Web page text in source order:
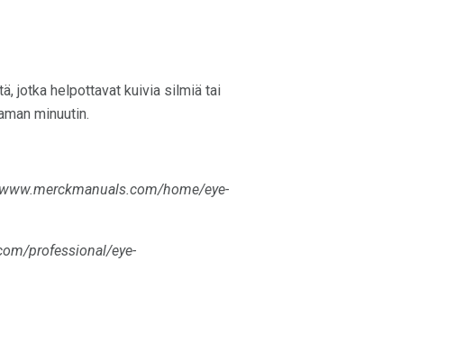
jotka helpottavat kuivia silmiä tai
minuutin.
home/eye-
professional/eye-